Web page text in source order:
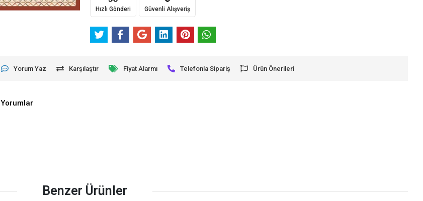
Hızlı Gönderi Güvenli Alışveriş
Yorum Yaz Karşılaştır Fiyat Alarmı Telefonla Sipariş Ürün Önerileri
Yorumlar
Benzer Ürünler